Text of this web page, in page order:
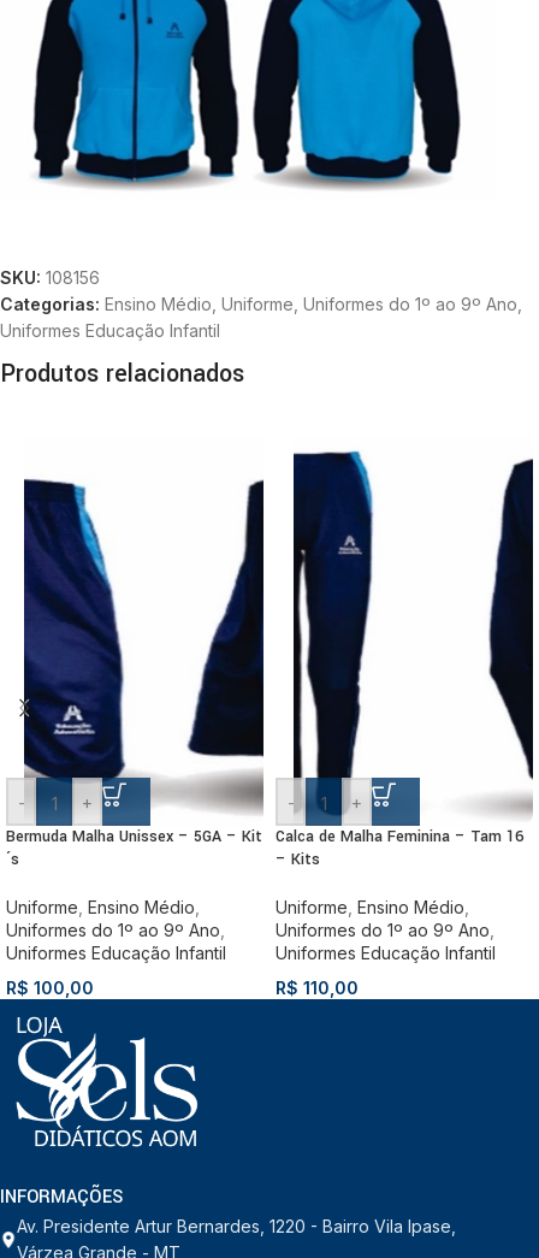
SKU: 108156
Categorias: Ensino Médio Uniforme Uniformes do 1º ao 9º Ano
Uniformes Educação Infantil
Produtos relacionados
- +
Bermuda Malha Unissex – 5GA – Kit
´s
Uniforme Ensino Médio
Uniformes do 1º ao 9º Ano
Uniformes Educação Infantil
R$ 100,00
- +
Calca de Malha Feminina – Tam 16
– Kits
Uniforme Ensino Médio
Uniformes do 1º ao 9º Ano
Uniformes Educação Infantil
R$ 110,00
INFORMAÇÕES
Av. Presidente Artur Bernardes, 1220 - Bairro Vila Ipase,
Várzea Grande - MT